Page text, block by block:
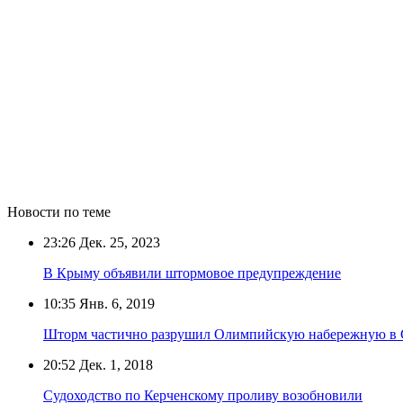
Новости по теме
23:26 Дек. 25, 2023
В Крыму объявили штормовое предупреждение
10:35 Янв. 6, 2019
Шторм частично разрушил Олимпийскую набережную в
20:52 Дек. 1, 2018
Судоходство по Керченскому проливу возобновили